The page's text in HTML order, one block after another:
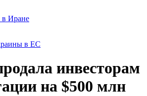
Иране
в ЕС
инвесторам
на $500 млн